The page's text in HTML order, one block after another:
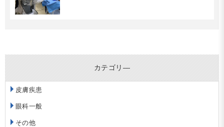
カテゴリ―
皮膚疾患
眼科一般
その他